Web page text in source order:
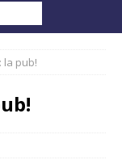
la pub!